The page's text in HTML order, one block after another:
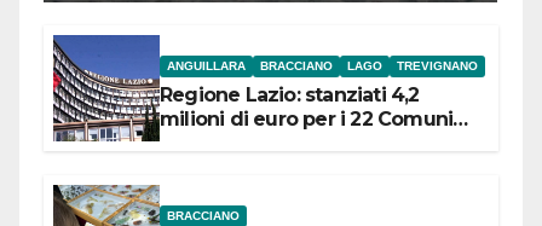
ANGUILLARA BRACCIANO LAGO TREVIGNANO
Regione Lazio: stanziati 4,2
milioni di euro per i 22 Comuni
BRACCIANO